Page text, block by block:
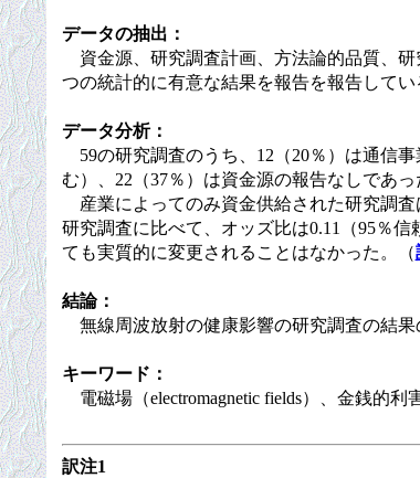
データの抽出：
資金源、研究調査計画、方法論的品質、研
つの統計的に有意な結果を報告を報告してい
データ分析：
59の研究調査のうち、12（20％）は通信
む）、22（37％）は資金源の報告なしであっ
産業によってのみ資金供給された研究調査
研究調査に比べて、オッズ比は0.11（95％
ても実質的に変更されることはなかった。（
結論：
無線周波放射の健康影響の研究調査の結
キーワード：
電磁場（electromagnetic fields）、金銭的利
訳注1